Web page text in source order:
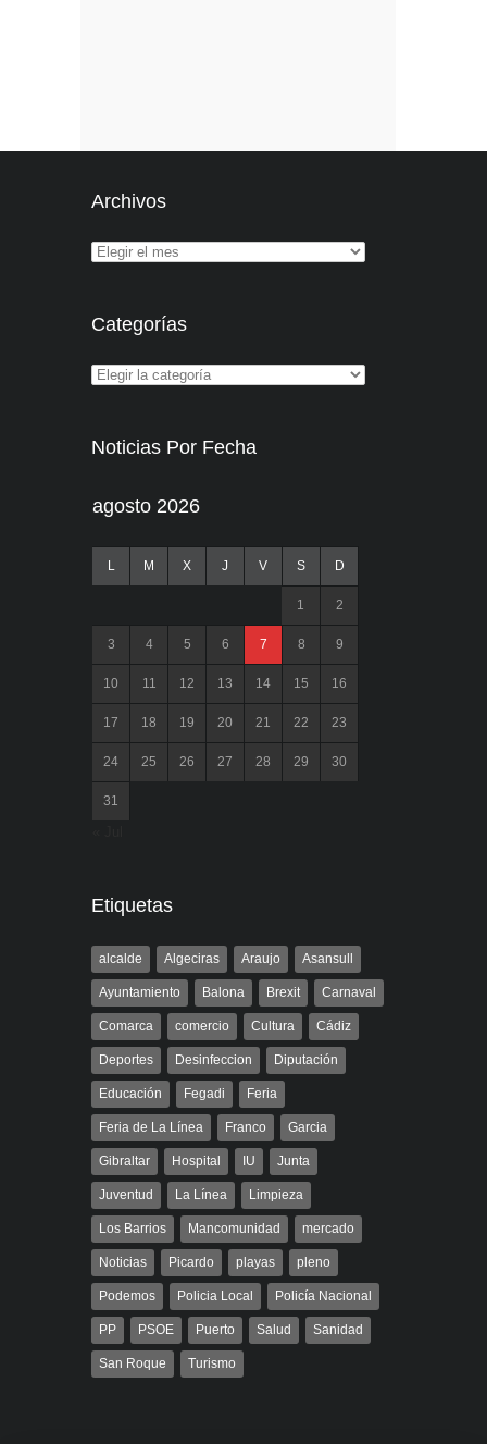
Archivos
Categorías
Noticias Por Fecha
agosto 2026
L M X J V S D
1 2
3 4 5 6 7 8 9
10 11 12 13 14 15 16
17 18 19 20 21 22 23
24 25 26 27 28 29 30
31
Etiquetas
alcalde Algeciras Araujo Asansull
Ayuntamiento Balona Brexit Carnaval
Comarca comercio Cultura Cádiz
Deportes Desinfeccion Diputación
Educación Fegadi Feria
Feria de La Línea Franco Garcia
Gibraltar Hospital IU Junta
Juventud La Línea Limpieza
Los Barrios Mancomunidad mercado
Noticias Picardo playas pleno
Podemos Policia Local Policía Nacional
PP PSOE Puerto Salud Sanidad
San Roque Turismo